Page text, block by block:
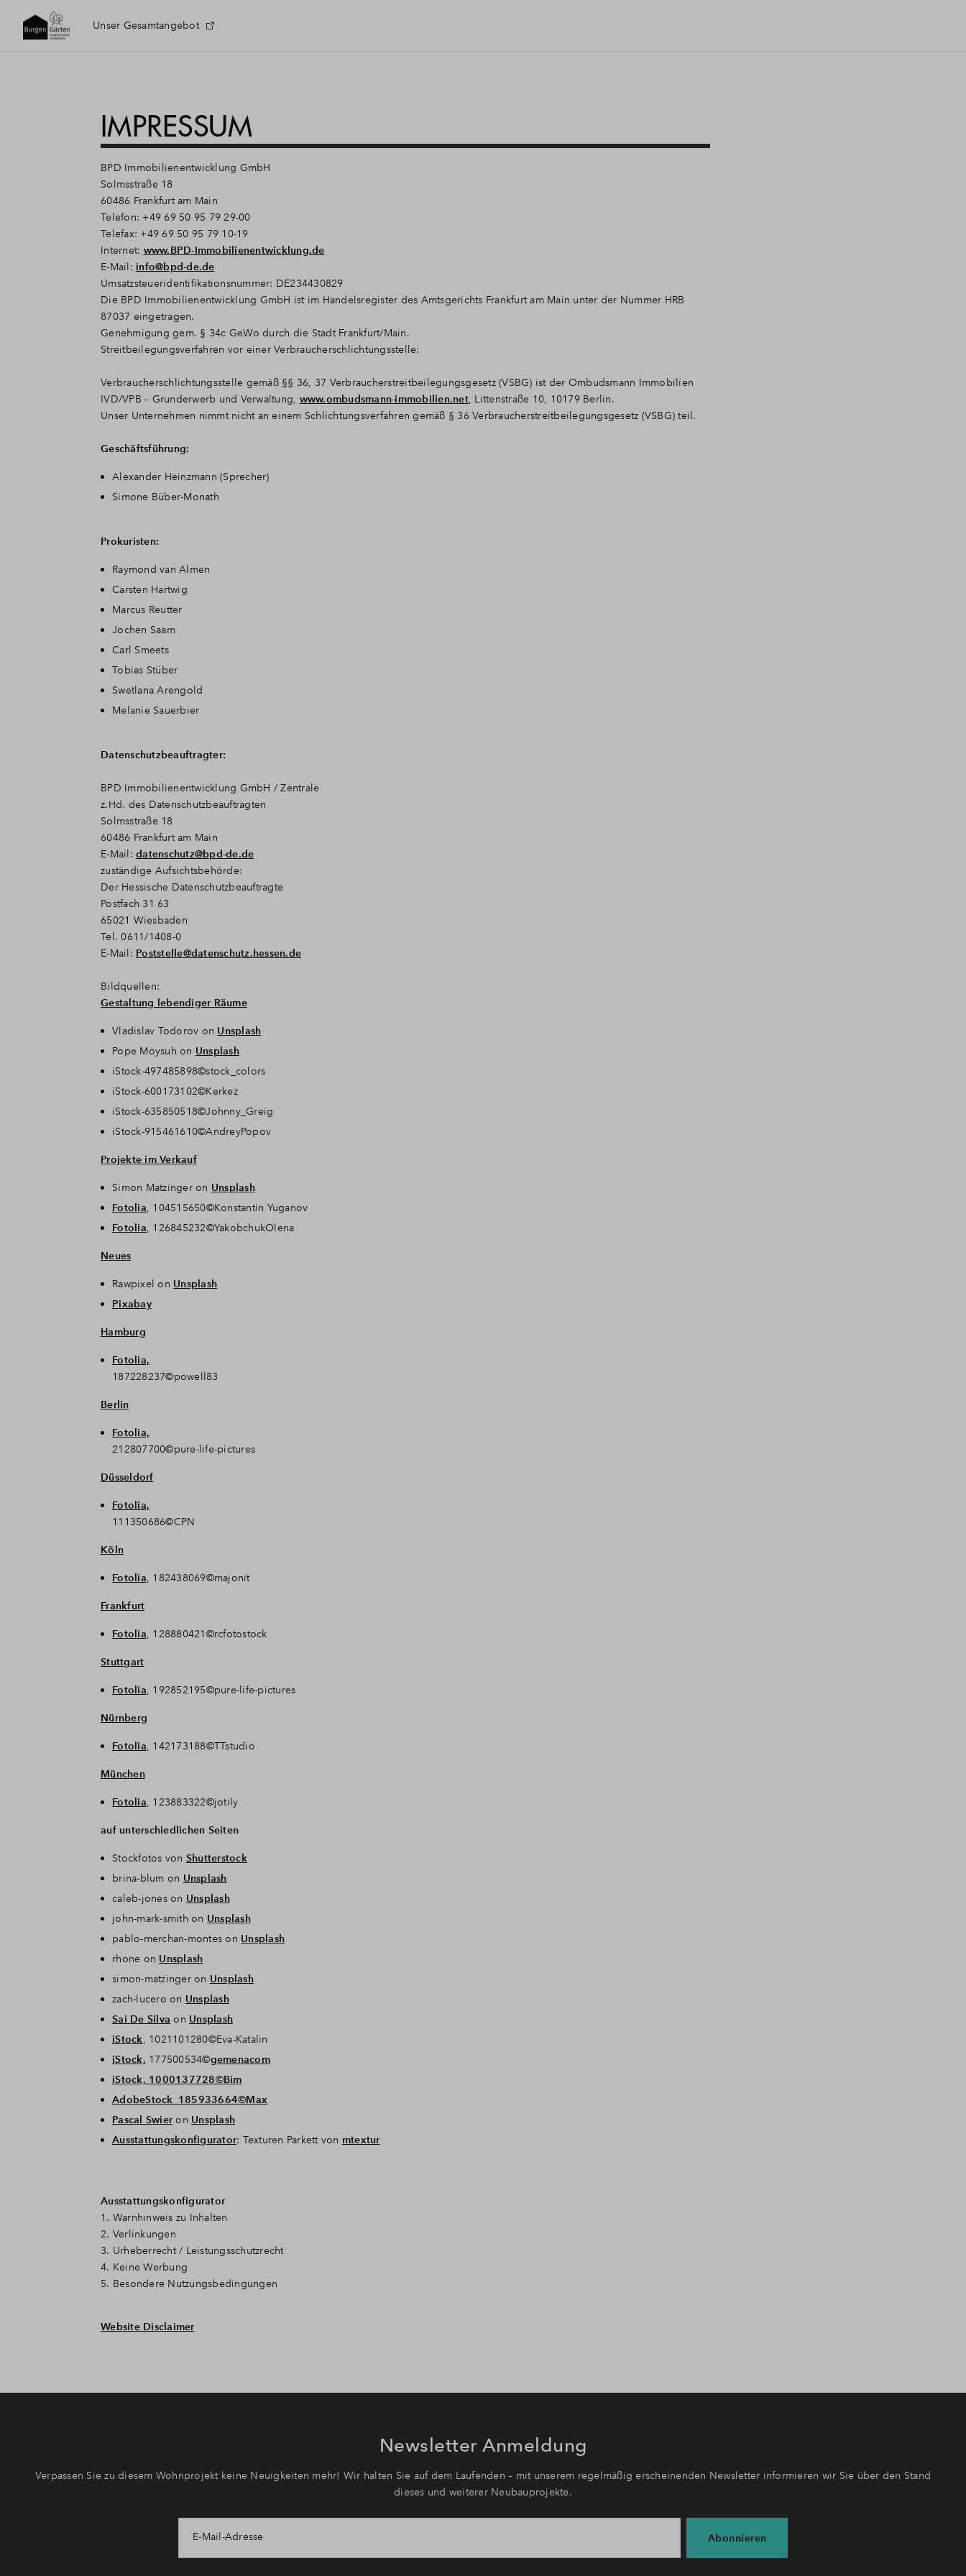
Unser Gesamtangebot
IMPRESSUM
BPD Immobilienentwicklung GmbH
Solmsstraße 18
60486 Frankfurt am Main
Telefon: +49 69 50 95 79 29-00
Telefax: +49 69 50 95 79 10-19
Internet: www.BPD-Immobilienentwicklung.de
E-Mail: info@bpd-de.de
Umsatzsteueridentifikationsnummer: DE234430829
Die BPD Immobilienentwicklung GmbH ist im Handelsregister des Amtsgerichts Frankfurt am Main unter der Nummer HRB
87037 eingetragen.
Genehmigung gem. § 34c GeWo durch die Stadt Frankfurt/Main.
Streitbeilegungsverfahren vor einer Verbraucherschlichtungsstelle:
Verbraucherschlichtungsstelle gemäß §§ 36, 37 Verbraucherstreitbeilegungsgesetz (VSBG) ist der Ombudsmann Immobilien
IVD/VPB – Grunderwerb und Verwaltung, www.ombudsmann-immobilien.net, Littenstraße 10, 10179 Berlin.
Unser Unternehmen nimmt nicht an einem Schlichtungsverfahren gemäß § 36 Verbraucherstreitbeilegungsgesetz (VSBG) teil.
Geschäftsführung:
Alexander Heinzmann (Sprecher)
Simone Büber-Monath
Prokuristen:
Raymond van Almen
Carsten Hartwig
Marcus Reutter
Jochen Saam
Carl Smeets
Tobias Stüber
Swetlana Arengold
Melanie Sauerbier
Datenschutzbeauftragter:
BPD Immobilienentwicklung GmbH / Zentrale
z.Hd. des Datenschutzbeauftragten
Solmsstraße 18
60486 Frankfurt am Main
E-Mail: datenschutz@bpd-de.de
zuständige Aufsichtsbehörde:
Der Hessische Datenschutzbeauftragte
Postfach 31 63
65021 Wiesbaden
Tel. 0611/1408-0
E-Mail: Poststelle@datenschutz.hessen.de
Bildquellen:
Gestaltung lebendiger Räume
Vladislav Todorov on Unsplash
Pope Moysuh on Unsplash
iStock-497485898©stock_colors
iStock-600173102©Kerkez
iStock-635850518©Johnny_Greig
iStock-915461610©AndreyPopov
Projekte im Verkauf
Simon Matzinger on Unsplash
Fotolia, 104515650©Konstantin Yuganov
Fotolia, 126845232©YakobchukOlena
Neues
Rawpixel on Unsplash
Pixabay
Hamburg
Fotolia,
187228237©powell83
Berlin
Fotolia,
212807700©pure-life-pictures
Düsseldorf
Fotolia,
111350686©CPN
Köln
Fotolia, 182438069©majonit
Frankfurt
Fotolia, 128880421©rcfotostock
Stuttgart
Fotolia, 192852195©pure-life-pictures
Nürnberg
Fotolia, 142173188©TTstudio
München
Fotolia, 123883322©jotily
auf unterschiedlichen Seiten
Stockfotos von Shutterstock
brina-blum on Unsplash
caleb-jones on Unsplash
john-mark-smith on Unsplash
pablo-merchan-montes on Unsplash
rhone on Unsplash
simon-matzinger on Unsplash
zach-lucero on Unsplash
Sai De Silva on Unsplash
iStock, 1021101280©Eva-Katalin
iStock, 177500534©gemenacom
iStock, 1000137728©Bim
AdobeStock_185933664©Max
Pascal Swier on Unsplash
Ausstattungskonfigurator: Texturen Parkett von mtextur
Ausstattungskonfigurator
1. Warnhinweis zu Inhalten
2. Verlinkungen
3. Urheberrecht / Leistungsschutzrecht
4. Keine Werbung
5. Besondere Nutzungsbedingungen
Website Disclaimer
Newsletter Anmeldung
Verpassen Sie zu diesem Wohnprojekt keine Neuigkeiten mehr! Wir halten Sie auf dem Laufenden – mit unserem regelmäßig erscheinenden Newsletter informieren wir Sie über den Stand
dieses und weiterer Neubauprojekte.
E-Mail-Adresse Abonnieren